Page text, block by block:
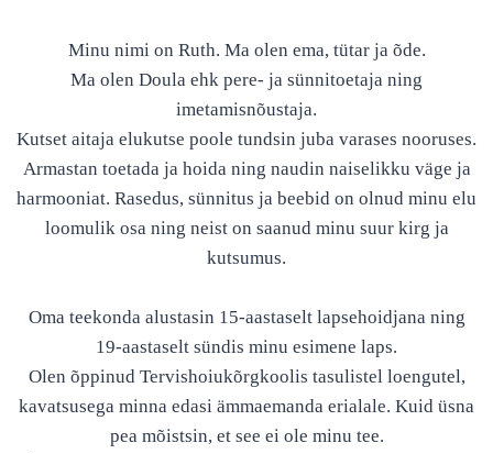
Minu nimi on Ruth. Ma olen ema, tütar ja õde.
Ma olen Doula ehk pere- ja sünnitoetaja ning
imetamisnõustaja.
Kutset aitaja elukutse poole tundsin juba varases nooruses.
Armastan toetada ja hoida ning naudin naiselikku väge ja
harmooniat. Rasedus, sünnitus ja beebid on olnud minu elu
loomulik osa ning neist on saanud minu suur kirg ja
kutsumus.
Oma teekonda alustasin 15-aastaselt lapsehoidjana ning
19-aastaselt sündis minu esimene laps.
Olen õppinud Tervishoiukõrgkoolis tasulistel loengutel,
kavatsusega minna edasi ämmaemanda erialale. Kuid üsna
pea mõistsin, et see ei ole minu tee.